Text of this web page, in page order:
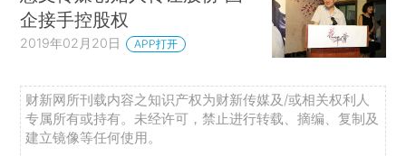
企接手控股权
2019年02月20日 APP打开
财新网所刊载内容之知识产权为财新传媒及/或相关权利人
专属所有或持有。未经许可，禁止进行转载、摘编、复制及
建立镜像等任何使用。